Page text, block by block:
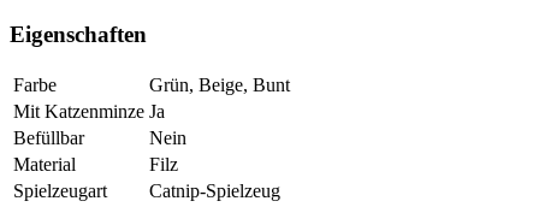
Eigenschaften
Farbe
Grün, Beige, Bunt
Mit Katzenminze Ja
Befüllbar
Nein
Material
Filz
Spielzeugart
Catnip-Spielzeug